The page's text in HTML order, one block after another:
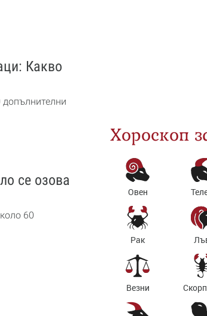
Какво
допълнителни
се озова
60
Хороскоп
Овен
Рак
Везни